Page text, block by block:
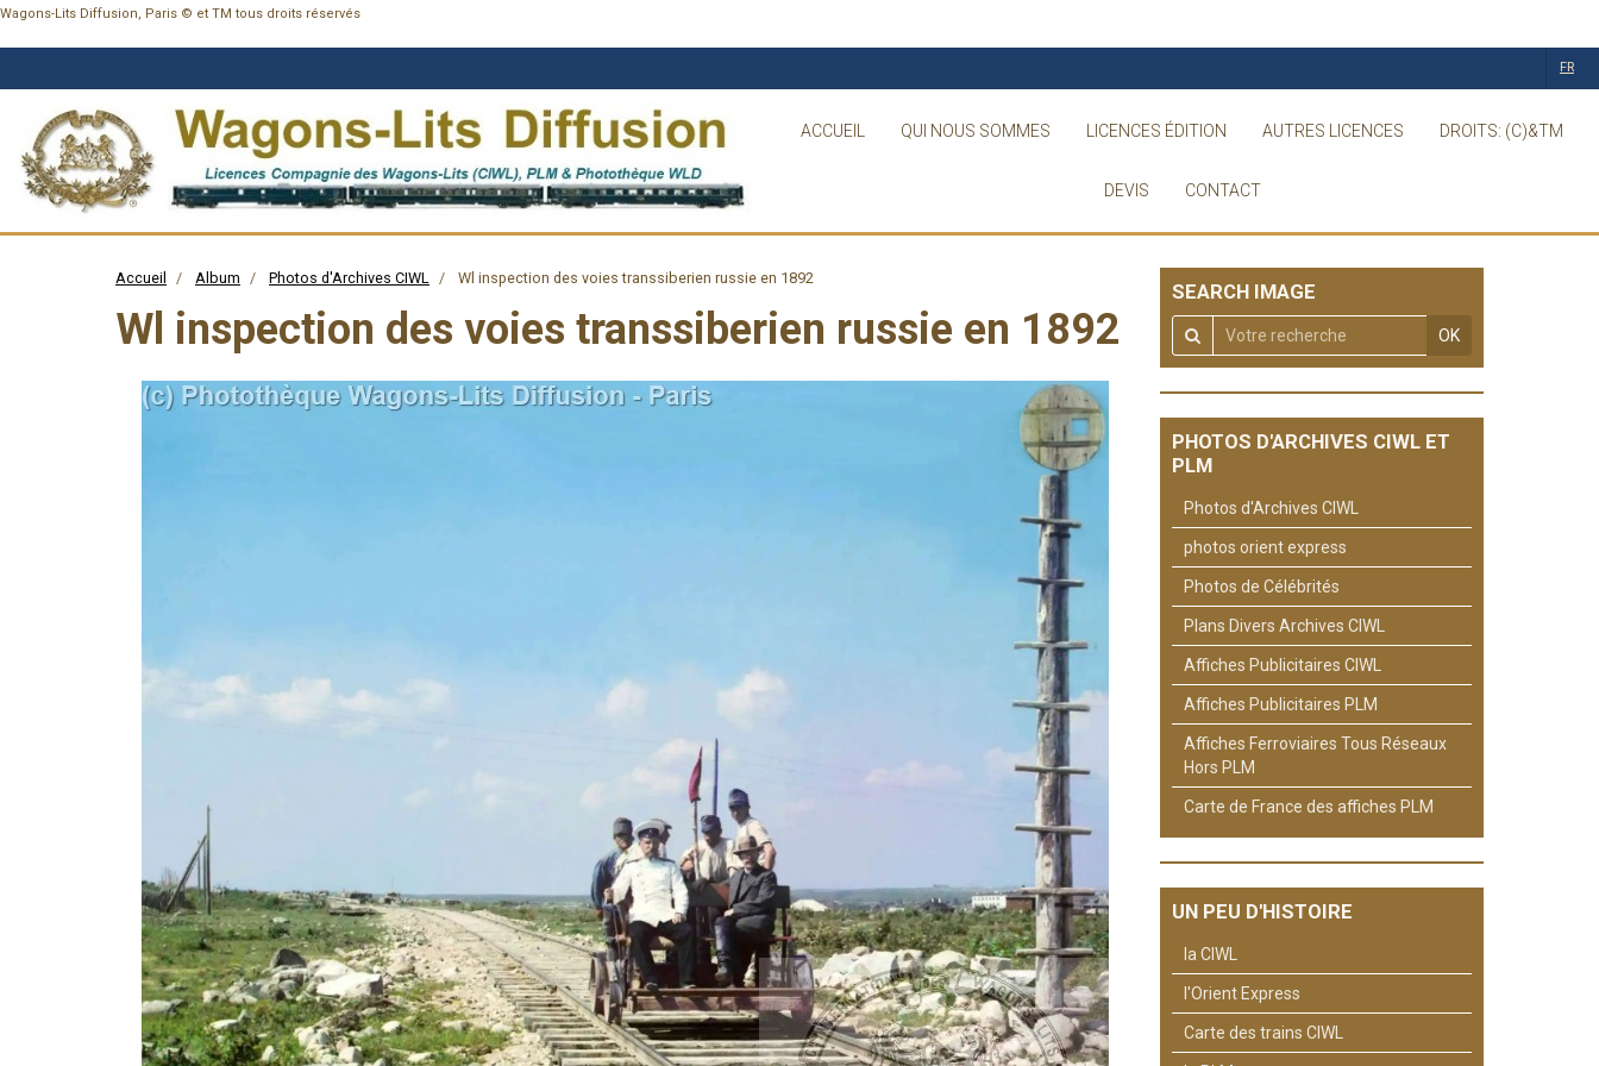
Wagons-Lits Diffusion, Paris © et TM tous droits réservés
ACCUEIL QUI NOUS SOMMES LICENCES ÉDITION AUTRES LICENCES DROITS: (C)&TM
DEVIS CONTACT
FR
Accueil Album Photos d'Archives CIWL Wl inspection des voies transsiberien russie en 1892
Wl inspection des voies transsiberien russie en 1892
SEARCH IMAGE
OK
PHOTOS D'ARCHIVES CIWL ET
PLM
Photos d'Archives CIWL
photos orient express
Photos de Célébrités
Plans Divers Archives CIWL
Affiches Publicitaires CIWL
Affiches Publicitaires PLM
Affiches Ferroviaires Tous Réseaux
Hors PLM
Carte de France des affiches PLM
UN PEU D'HISTOIRE
la CIWL
l'Orient Express
Carte des trains CIWL